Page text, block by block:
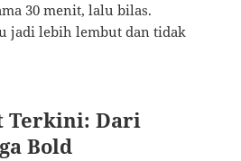
30 menit, lalu bilas.
jadi lebih lembut dan tidak
Terkini: Dari
Bold